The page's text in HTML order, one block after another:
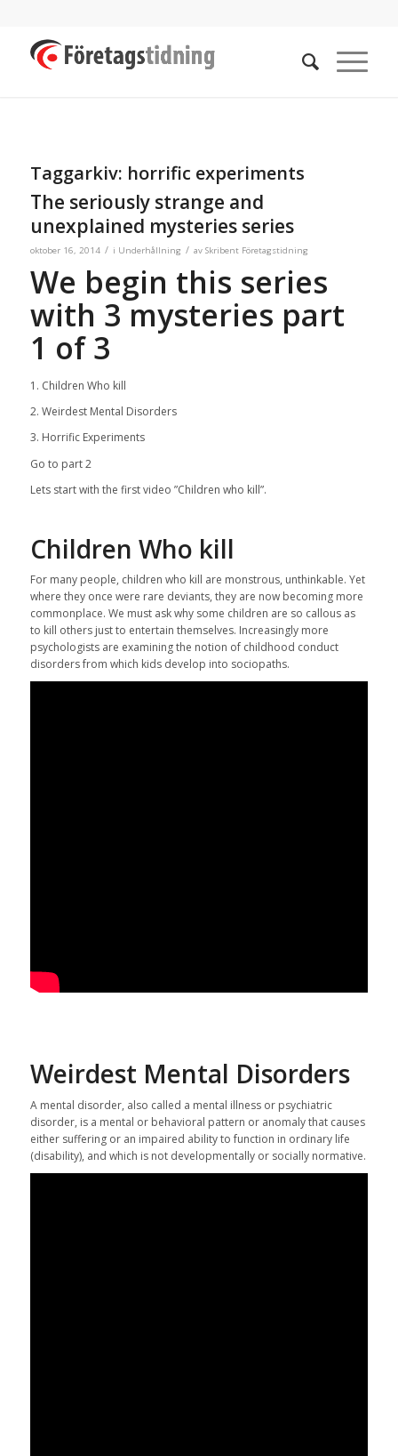
Taggarkiv: horrific experiments
The seriously strange and
unexplained mysteries series
oktober 16, 2014 / i Underhållning / av Skribent Företagstidning
We begin this series
with 3 mysteries part
1 of 3
1. Children Who kill
2. Weirdest Mental Disorders
3. Horrific Experiments
Go to part 2
Lets start with the first video ”Children who kill”.
Children Who kill
For many people, children who kill are monstrous, unthinkable. Yet
where they once were rare deviants, they are now becoming more
commonplace. We must ask why some children are so callous as
to kill others just to entertain themselves. Increasingly more
psychologists are examining the notion of childhood conduct
disorders from which kids develop into sociopaths.
Weirdest Mental Disorders
A mental disorder, also called a mental illness or psychiatric
disorder, is a mental or behavioral pattern or anomaly that causes
either suffering or an impaired ability to function in ordinary life
(disability), and which is not developmentally or socially normative.